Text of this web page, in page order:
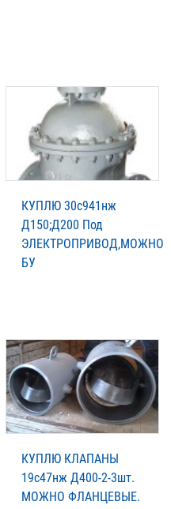
КУПЛЮ 30с941нж
Д150;Д200 Под
ЭЛЕКТРОПРИВОД,МОЖНО
БУ
КУПЛЮ КЛАПАНЫ
19с47нж Д400-2-3шт.
МОЖНО ФЛАНЦЕВЫЕ.